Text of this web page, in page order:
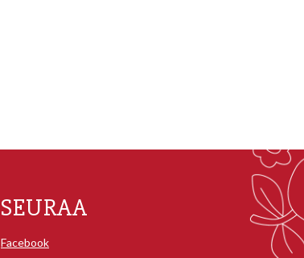
SEURAA
Facebook